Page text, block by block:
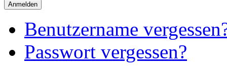
Anmelden
Benutzername
Passwort vergessen?